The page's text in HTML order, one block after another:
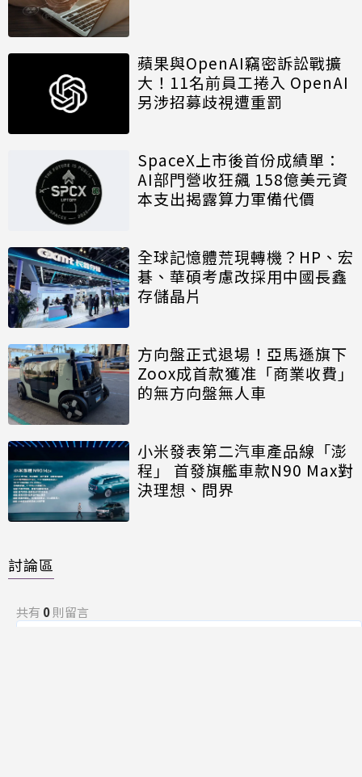
蘋果與OpenAI竊密訴訟戰擴
大！11名前員工捲入 OpenAI
另涉招募歧視遭重罰
SpaceX上市後首份成績單：
AI部門營收狂飆 158億美元資
本支出揭露算力軍備代價
全球記憶體荒現轉機？HP、宏
碁、華碩考慮改採用中國長鑫
存儲晶片
方向盤正式退場！亞馬遜旗下
Zoox成首款獲准「商業收費」
的無方向盤無人車
小米發表第二汽車產品線「澎
程」 首發旗艦車款N90 Max對
決理想、問界
討論區
共有 0則留言